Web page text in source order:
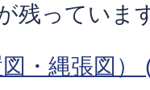
残っていま
・縄張図